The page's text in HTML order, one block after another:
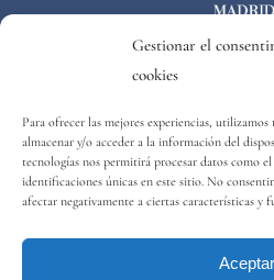
Gestionar el
cookies
Para ofrecer las mejores experiencias,
almacenar y/o acceder a la información del
tecnologías nos permitirá procesar datos como
identificaciones únicas en este sitio. No
afectar negativamente a ciertas características y
Aceptar